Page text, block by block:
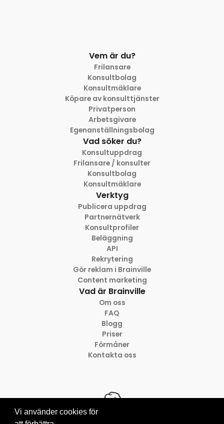
Vem är du?
Frilansare
Konsultbolag
Konsultmäklare
Köpare av konsulttjänster
Privatperson
Arbetsgivare
Egenanställningsbolag
Vad söker du?
Konsultuppdrag
Frilansare / konsulter
Konsultbolag
Konsultmäklare
Verktyg
Publicera uppdrag
Partnernätverk
Konsultprofiler
Beläggning
API
Rekrytering
Gör reklam i Brainville
Content marketing
Vad är Brainville
Om oss
FAQ
Blogg
Priser
Förmåner
Kontakta oss
Vi använder cookies för